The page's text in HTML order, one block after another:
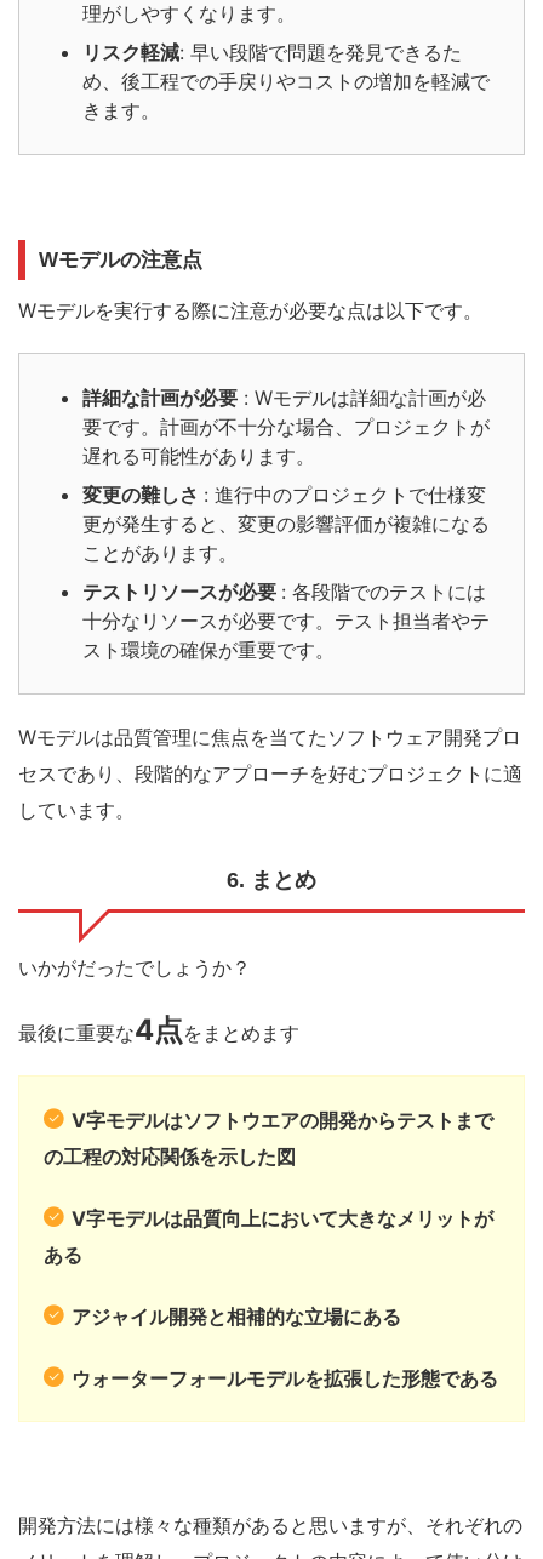
理がしやすくなります。
リスク軽減: 早い段階で問題を発見できるた
め、後工程での手戻りやコストの増加を軽減で
きます。
Wモデルの注意点
Wモデルを実行する際に注意が必要な点は以下です。
詳細な計画が必要 : Wモデルは詳細な計画が必
要です。計画が不十分な場合、プロジェクトが
遅れる可能性があります。
変更の難しさ : 進行中のプロジェクトで仕様変
更が発生すると、変更の影響評価が複雑になる
ことがあります。
テストリソースが必要 : 各段階でのテストには
十分なリソースが必要です。テスト担当者やテ
スト環境の確保が重要です。
Wモデルは品質管理に焦点を当てたソフトウェア開発プロ
セスであり、段階的なアプローチを好むプロジェクトに適
しています。
6. まとめ
いかがだったでしょうか？
最後に重要な4点をまとめます
V字モデルはソフトウエアの開発からテストまで
の工程の対応関係を示した図
V字モデルは品質向上において大きなメリットが
ある
アジャイル開発と相補的な立場にある
ウォーターフォールモデルを拡張した形態である
開発方法には様々な種類があると思いますが、それぞれの